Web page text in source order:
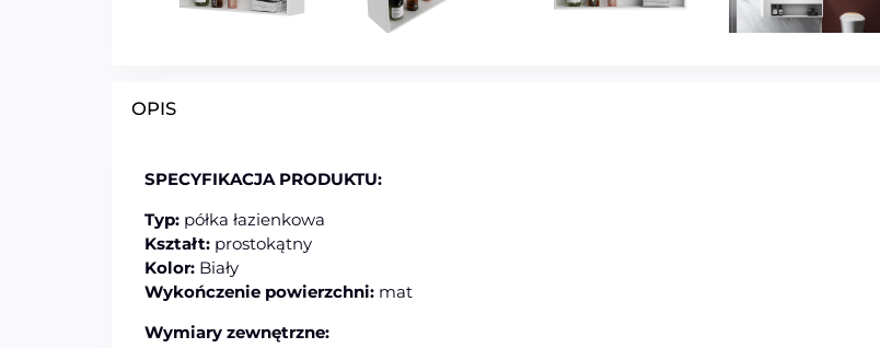
OPIS
SPECYFIKACJA PRODUKTU:
Typ: półka łazienkowa
Kształt: prostokątny
Kolor: Biały
Wykończenie powierzchni: mat
Wymiary zewnętrzne: